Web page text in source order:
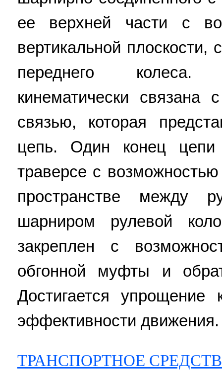
ее верхней части с
вертикальной
переднего колеса.
кинематически связана
связью, которая
цепь. Один конец цепи
траверсе с
пространстве между
шарниром рулевой
закреплен с
обгонной муфты и
Достигается упрощение
эффективности
ТРАНСПОРТНОЕ